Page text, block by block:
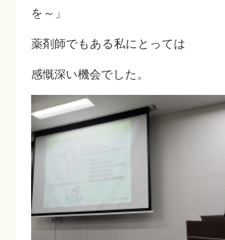
を～」
薬剤師でもある私にとっては
感慨深い機会でした。